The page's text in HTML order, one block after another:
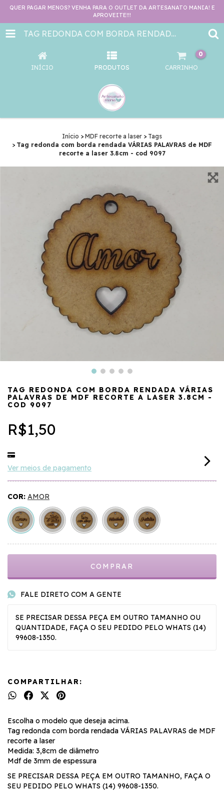
QUER PAGAR MENOS? VENHA PARA O OUTLET DA ARTESANATO MANIA! E
APROVEITE!!!
TAG REDONDA COM BORDA RENDADA VÁRIAS PALAVRAS DE MDF RECORTE A LASER 3.8CM - COD 9097
INÍCIO PRODUTOS CARRINHO
0
Início > MDF recorte a laser > Tags
> Tag redonda com borda rendada VÁRIAS PALAVRAS de MDF
recorte a laser 3.8cm - cod 9097
TAG REDONDA COM BORDA RENDADA VÁRIAS
PALAVRAS DE MDF RECORTE A LASER 3.8CM -
COD 9097
R$1,50
Ver meios de pagamento
COR: AMOR
FALE DIRETO COM A GENTE
SE PRECISAR DESSA PEÇA EM OUTRO TAMANHO OU
QUANTIDADE, FAÇA O SEU PEDIDO PELO WHATS (14)
99608-1350.
COMPARTILHAR:
Escolha o modelo que deseja acima.
Tag redonda com borda rendada VÁRIAS PALAVRAS de MDF
recorte a laser
Medida: 3,8cm de diâmetro
Mdf de 3mm de espessura
SE PRECISAR DESSA PEÇA EM OUTRO TAMANHO, FAÇA O
SEU PEDIDO PELO WHATS (14) 99608-1350.